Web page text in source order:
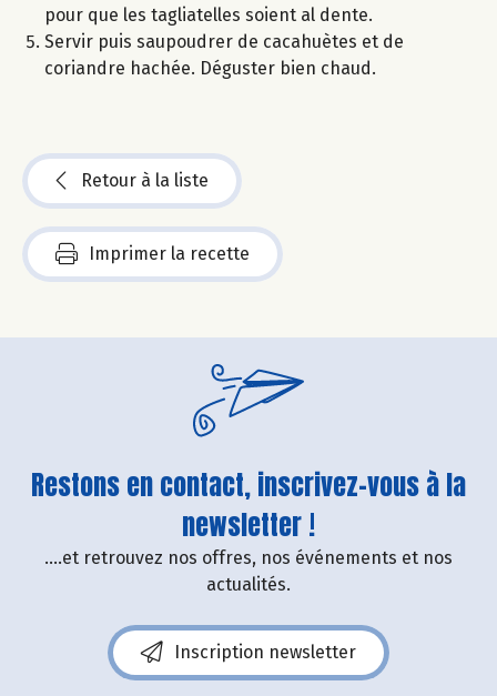
pour que les tagliatelles soient al dente.
Servir puis saupoudrer de cacahuètes et de
coriandre hachée. Déguster bien chaud.
Retour à la liste
Imprimer la recette
Restons en contact, inscrivez-vous à la
newsletter !
....et retrouvez nos offres, nos événements et nos
actualités.
Inscription newsletter